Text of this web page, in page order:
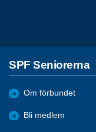
SPF Seniorerna
Om förbundet
Bli medlem